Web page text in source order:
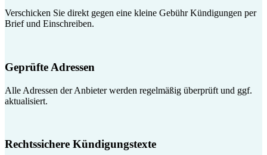
Verschicken Sie direkt gegen eine kleine Gebühr Kündigungen per
Brief und Einschreiben.
Geprüfte Adressen
Alle Adressen der Anbieter werden regelmäßig überprüft und ggf.
aktualisiert.
Rechtssichere Kündigungstexte